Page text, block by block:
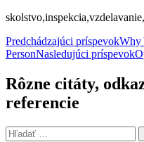
Navigácia
článkami
Predchádzajúci príspevokWhy
PersonNasledujúci príspevok
Rôzne citáty,
referencie
Hľadať: